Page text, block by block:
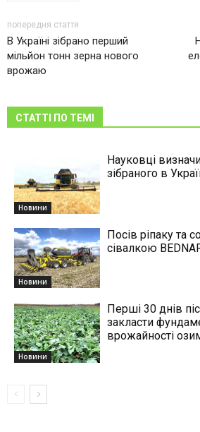
попередня стаття
В Україні зібрано перший
мільйон тонн зерна нового
врожаю
СТАТТІ ПО ТЕМІ
Новини
Науковці
зібраного в
Новини
Посів ріпаку та
сівалкою
Новини
Перші 30 днів
закласти
врожайності